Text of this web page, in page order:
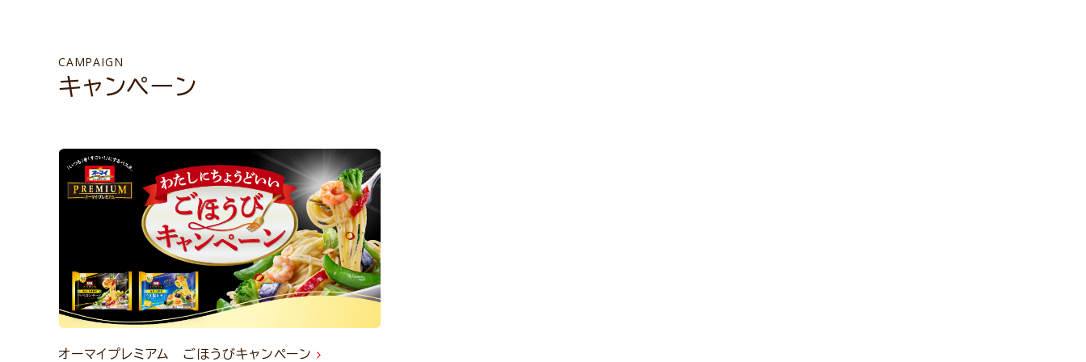
CAMPAIGN
キャンペーン
オーマイプレミアム ごほうびキャンペーン